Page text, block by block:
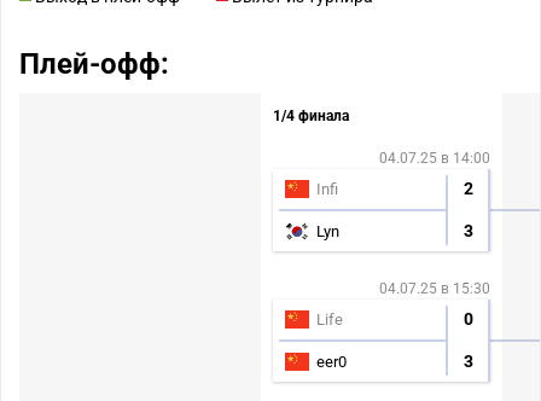
Плей-офф:
1/4 финала
04.07.25 в 14:00
Infi 2
Lyn 3
04.07.25 в 15:30
Life 0
eer0 3